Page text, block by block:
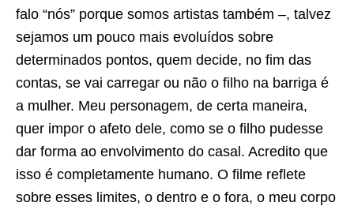
falo “nós” porque somos artistas também –, talvez
sejamos um pouco mais evoluídos sobre
determinados pontos, quem decide, no fim das
contas, se vai carregar ou não o filho na barriga é
a mulher. Meu personagem, de certa maneira,
quer impor o afeto dele, como se o filho pudesse
dar forma ao envolvimento do casal. Acredito que
isso é completamente humano. O filme reflete
sobre esses limites, o dentro e o fora, o meu corpo